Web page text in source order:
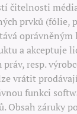
čitelnosti
prvků (fólie,
a akceptuje
resp.
vrátit
funkci
Obsah záruky